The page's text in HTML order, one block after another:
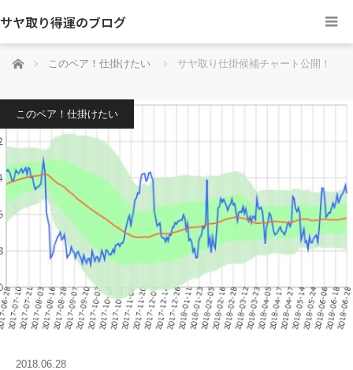
サヤ取り得運のブログ
ホーム このペア！仕掛けたい サヤ取り仕掛候補チャート公開！
このペア！仕掛けたい
2018.06.28